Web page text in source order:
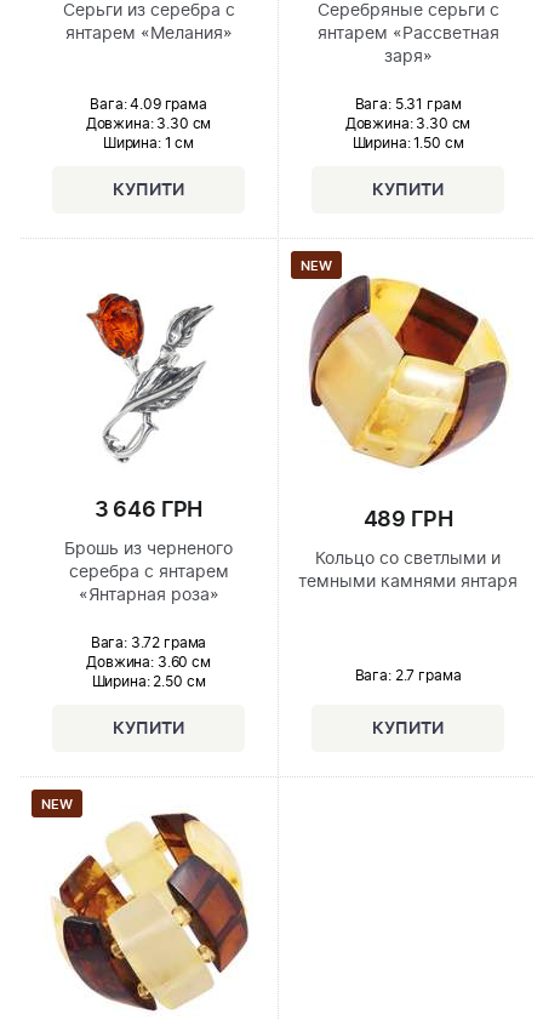
Серьги из серебра с
янтарем «Мелания»
Вага: 4.09 грама
Довжина:3.30 см
Ширина: 1 см
Серебряные серьги с
янтарем «Рассветная
заря»
Вага: 5.31 грам
Довжина:3.30 см
Ширина: 1.50 см
3 646 ГРН
Брошь из черненого
серебра с янтарем
«Янтарная роза»
Вага: 3.72 грама
Довжина: 3.60 см
Ширина: 2.50 см
NEW
489 ГРН
Кольцо со светлыми и
темными камнями янтаря
Вага: 2.7 грама
NEW